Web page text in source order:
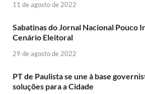
11 de agosto de 2022
Sabatinas do Jornal Nacional Pouco
Cenário Eleitoral
29 de agosto de 2022
PT de Paulista se une à base
soluções para a Cidade